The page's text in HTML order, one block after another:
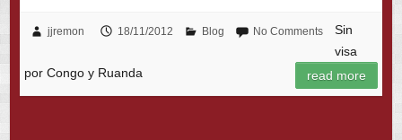
jjremon 18/11/2012 Blog No Comments
Sin
visa
por Congo y Ruanda
read more